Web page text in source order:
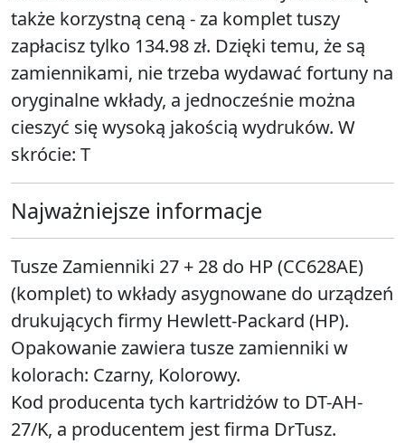
także korzystną ceną - za komplet tuszy
zapłacisz tylko 134.98 zł. Dzięki temu, że są
zamiennikami, nie trzeba wydawać fortuny na
oryginalne wkłady, a jednocześnie można
cieszyć się wysoką jakością wydruków. W
skrócie: T
Najważniejsze informacje
Tusze Zamienniki 27 + 28 do HP (CC628AE)
(komplet) to wkłady asygnowane do urządzeń
drukujących firmy Hewlett-Packard (HP).
Opakowanie zawiera tusze zamienniki w
kolorach: Czarny, Kolorowy.
Kod producenta tych kartridżów to DT-AH-
27/K, a producentem jest firma DrTusz.